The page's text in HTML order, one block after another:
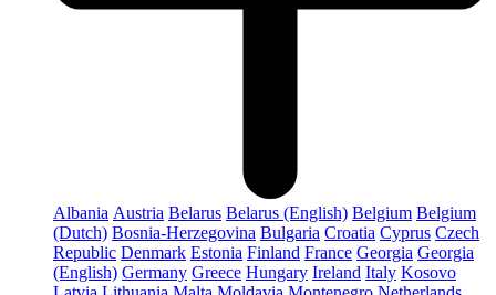
Albania Austria Belarus Belarus (English) Belgium Belgium
(Dutch) Bosnia-Herzegovina Bulgaria Croatia Cyprus Czech
Republic Denmark Estonia Finland France Georgia Georgia
(English) Germany Greece Hungary Ireland Italy Kosovo